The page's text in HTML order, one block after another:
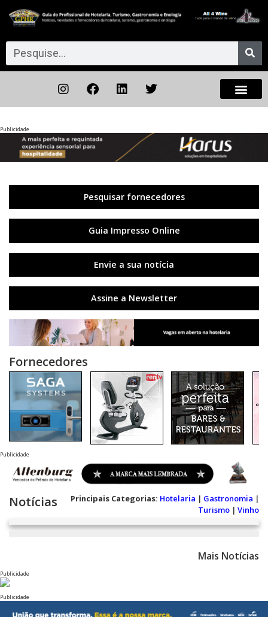
Publicidade
Pesquisar fornecedores
Guia Impresso Online
Envie a sua notícia
Assine a Newsletter
Fornecedores
Publicidade
Notícias Principais Categorias: Hotelaria | Gastronomia |
Turismo | Vinho
Mais Notícias
Publicidade
Publicidade